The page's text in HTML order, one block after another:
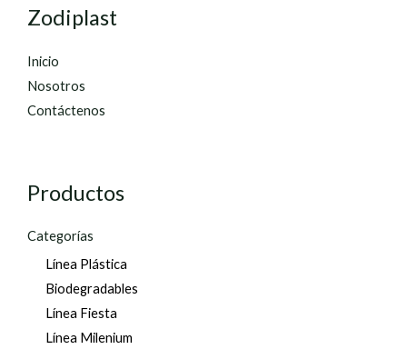
Zodiplast
Inicio
Nosotros
Contáctenos
Productos
Categorías
Línea Plástica
Biodegradables
Línea Fiesta
Línea Milenium